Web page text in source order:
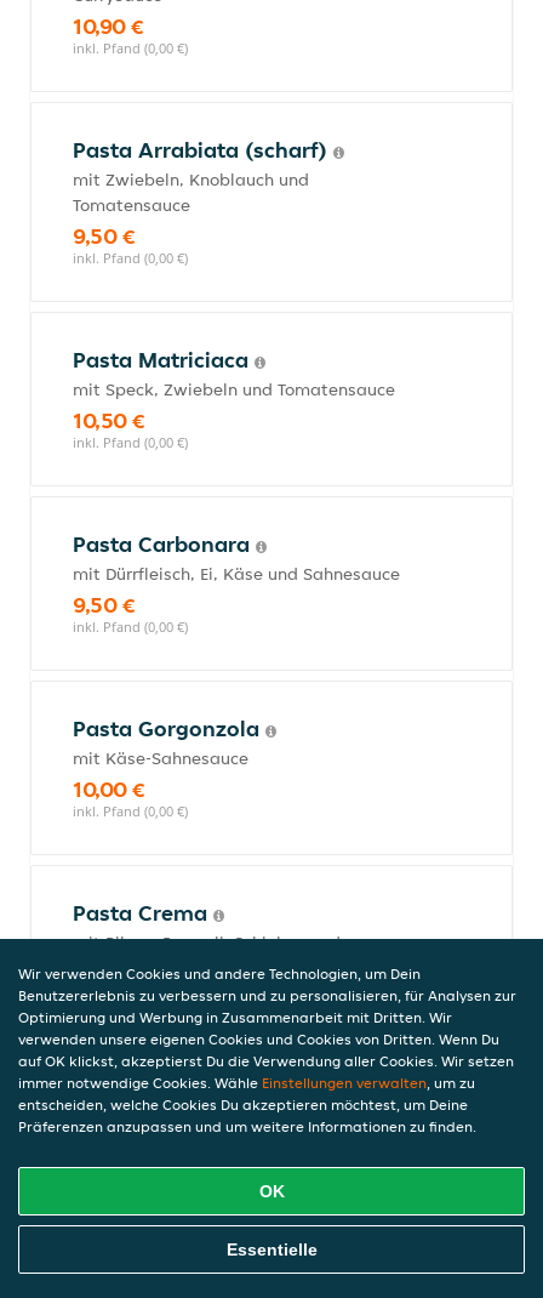
10,90 €
inkl. Pfand (0,00 €)
Pasta Arrabiata (scharf)
mit Zwiebeln, Knoblauch und
Tomatensauce
9,50 €
inkl. Pfand (0,00 €)
Pasta Matriciaca
mit Speck, Zwiebeln und Tomatensauce
10,50 €
inkl. Pfand (0,00 €)
Pasta Carbonara
mit Dürrfleisch, Ei, Käse und Sahnesauce
9,50 €
inkl. Pfand (0,00 €)
Pasta Gorgonzola
mit Käse-Sahnesauce
10,00 €
inkl. Pfand (0,00 €)
Pasta Crema
mit Pilzen, Broccoli, Schinken und
Rahmsauce
10,00 €
inkl. Pfand (0,00 €)
Pasta Napolitana
Online Essen Bestellen
Wir verwenden Cookies und andere Technologien, um Dein
Benutzererlebnis zu verbessern und zu personalisieren, für Analysen zur
Optimierung und Werbung in Zusammenarbeit mit Dritten. Wir
verwenden unsere eigenen Cookies und Cookies von Dritten. Wenn Du
auf OK klickst, akzeptierst Du die Verwendung aller Cookies. Wir setzen
immer notwendige Cookies. Wähle Einstellungen verwalten, um zu
entscheiden, welche Cookies Du akzeptieren möchtest, um Deine
Präferenzen anzupassen und um weitere Informationen zu finden.
OK
Essentielle